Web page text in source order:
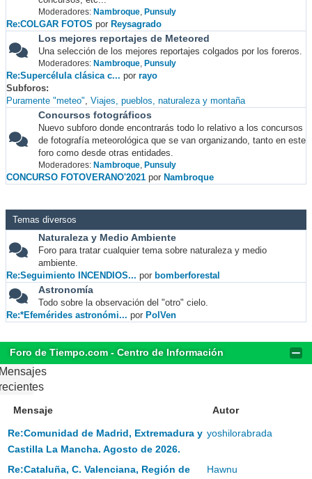
Moderadores: Nambroque, Punsuly
Re:COLGAR FOTOS por Reysagrado
Los mejores reportajes de Meteored
Una selección de los mejores reportajes colgados por los foreros.
Moderadores: Nambroque, Punsuly
Re:Supercélula clásica c... por rayo
Subforos
Puramente "meteo" Viajes, pueblos, naturaleza y montaña
Concursos fotográficos
Nuevo subforo donde encontrarás todo lo relativo a los concursos
de fotografía meteorológica que se van organizando, tanto en este
foro como desde otras entidades.
Moderadores: Nambroque, Punsuly
CONCURSO FOTOVERANO'2021 por Nambroque
Temas diversos
Naturaleza y Medio Ambiente
Foro para tratar cualquier tema sobre naturaleza y medio
ambiente.
Re:Seguimiento INCENDIOS... por bomberforestal
Astronomía
Todo sobre la observación del "otro" cielo.
Re:*Efemérides astronómi... por PolVen
Foro de Tiempo.com - Centro de Información
Mensaje Autor
Re:Comunidad de Madrid, Extremadura y
Castilla La Mancha. Agosto de 2026.
yoshilorabrada
Re:Cataluña, C. Valenciana, Región de
Hawnu